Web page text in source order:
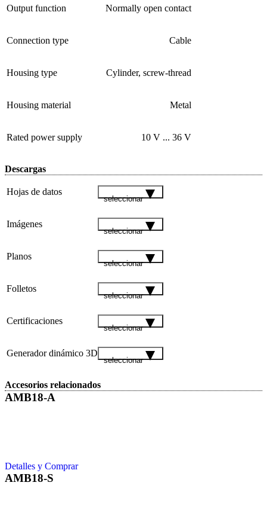
Output function Normally open contact
Connection type Cable
Housing type Cylinder, screw-thread
Housing material Metal
Rated power supply 10 V ... 36 V
Descargas
Hojas de datos
seleccionar
Imágenes
seleccionar
Planos
seleccionar
Folletos
seleccionar
Certificaciones
seleccionar
Generador dinámico 3D
seleccionar
Accesorios relacionados
AMB18-A
Detalles y Comprar
AMB18-S